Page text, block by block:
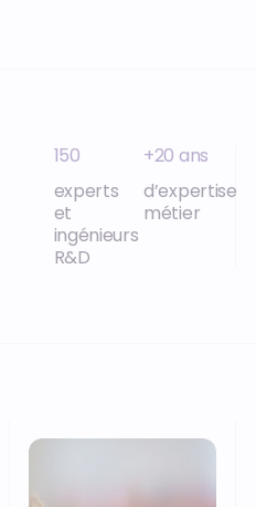
150
experts
et
ingénieurs
R&D
+20 ans
d’expertise
métier